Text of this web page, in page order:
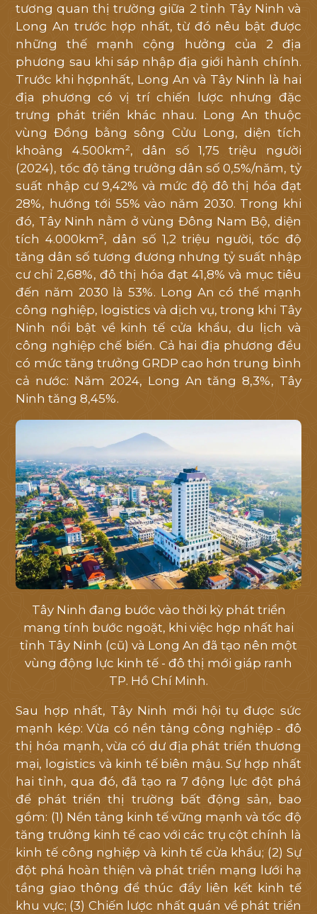
tương quan thị trường giữa 2 tỉnh Tây Ninh và
Long An trước hợp nhất, từ đó nêu bật được
những thế mạnh cộng hưởng của 2 địa
phương sau khi sáp nhập địa giới hành chính.
Trước khi hợpnhất, Long An và Tây Ninh là hai
địa phương có vị trí chiến lược nhưng đặc
trưng phát triển khác nhau. Long An thuộc
vùng Đồng bằng sông Cửu Long, diện tích
khoảng 4.500km², dân số 1,75 triệu người
(2024), tốc độ tăng trưởng dân số 0,5%/năm, tỷ
suất nhập cư 9,42% và mức độ đô thị hóa đạt
28%, hướng tới 55% vào năm 2030. Trong khi
đó, Tây Ninh nằm ở vùng Đông Nam Bộ, diện
tích 4.000km², dân số 1,2 triệu người, tốc độ
tăng dân số tương đương nhưng tỷ suất nhập
cư chỉ 2,68%, đô thị hóa đạt 41,8% và mục tiêu
đến năm 2030 là 53%. Long An có thế mạnh
công nghiệp, logistics và dịch vụ, trong khi Tây
Ninh nổi bật về kinh tế cửa khẩu, du lịch và
công nghiệp chế biến. Cả hai địa phương đều
có mức tăng trưởng GRDP cao hơn trung bình
cả nước: Năm 2024, Long An tăng 8,3%, Tây
Ninh tăng 8,45%.
Tây Ninh đang bước vào thời kỳ phát triển
mang tính bước ngoặt, khi việc hợp nhất hai
tỉnh Tây Ninh (cũ) và Long An đã tạo nên một
vùng động lực kinh tế - đô thị mới giáp ranh
TP. Hồ Chí Minh.
Sau hợp nhất, Tây Ninh mới hội tụ được sức
mạnh kép: Vừa có nền tảng công nghiệp - đô
thị hóa mạnh, vừa có dư địa phát triển thương
mại, logistics và kinh tế biên mậu. Sự hợp nhất
hai tỉnh, qua đó, đã tạo ra 7 động lực đột phá
để phát triển thị trường bất động sản, bao
gồm: (1) Nền tảng kinh tế vững mạnh và tốc độ
tăng trưởng kinh tế cao với các trụ cột chính là
kinh tế công nghiệp và kinh tế cửa khẩu; (2) Sự
đột phá hoàn thiện và phát triển mạng lưới hạ
tầng giao thông để thúc đẩy liên kết kinh tế
khu vực; (3) Chiến lược nhất quán về phát triển